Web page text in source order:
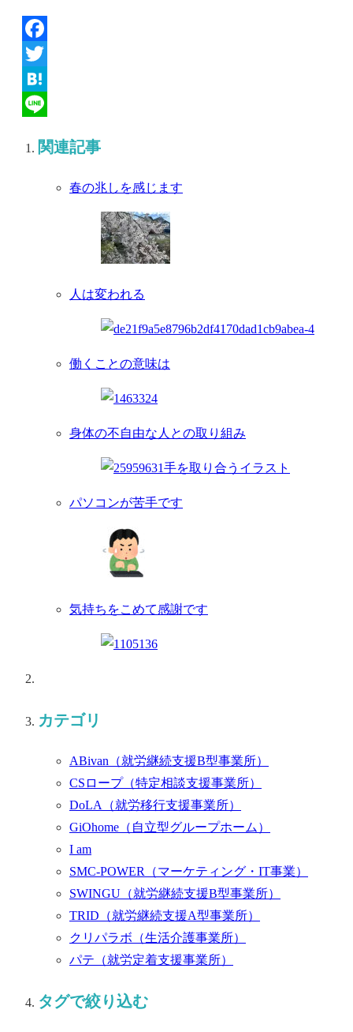
Facebook
Twitter
Hatena
関連記事
春の兆しを感じます
人は変われる
働くことの意味は
身体の不自由な人との取り組み
パソコンが苦手です
気持ちをこめて感謝です
カテゴリ
ABivan （就労継続支援B型事業所）
CSロープ （特定相談支援事業所）
DoLA （就労移行支援事業所）
GiOhome （自立型グループホーム）
I am
SMC-POWER （マーケティング・IT事業）
SWINGU （就労継続支援B型事業所）
TRID （就労継続支援A型事業所）
クリパラボ （生活介護事業所）
パテ （就労定着支援事業所）
タグで絞り込む